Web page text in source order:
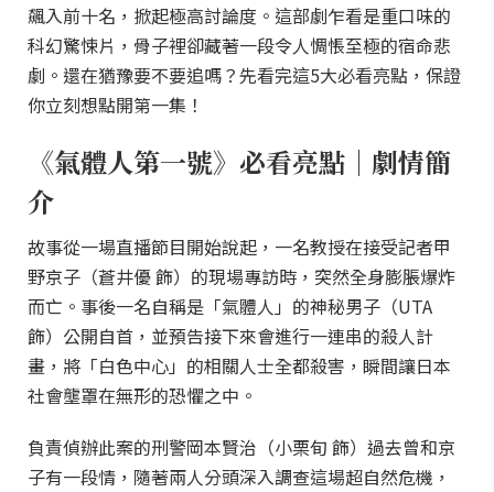
飆入前十名，掀起極高討論度。這部劇乍看是重口味的
科幻驚悚片，骨子裡卻藏著一段令人惆悵至極的宿命悲
劇。還在猶豫要不要追嗎？先看完這5大必看亮點，保證
你立刻想點開第一集！
《氣體人第一號》必看亮點｜劇情簡
介
故事從一場直播節目開始說起，一名教授在接受記者甲
野京子（蒼井優 飾）的現場專訪時，突然全身膨脹爆炸
而亡。事後一名自稱是「氣體人」的神秘男子（UTA
飾）公開自首，並預告接下來會進行一連串的殺人計
畫，將「白色中心」的相關人士全都殺害，瞬間讓日本
社會壟罩在無形的恐懼之中。
負責偵辦此案的刑警岡本賢治（小栗旬 飾）過去曾和京
子有一段情，隨著兩人分頭深入調查這場超自然危機，